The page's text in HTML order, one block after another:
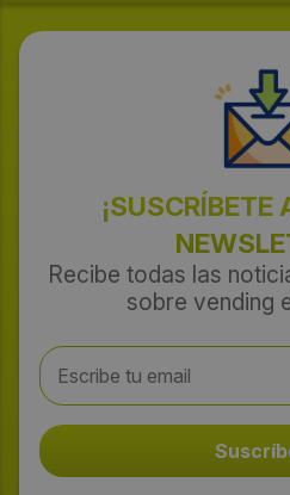
¡SUSCRÍBETE
Recibe todas las
sobre vending